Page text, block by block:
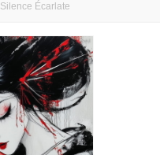
Silence Écarlate